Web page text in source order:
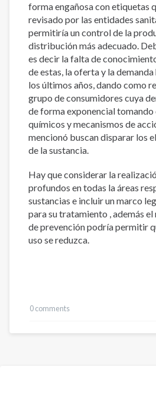
forma engañosa con etiquetas
revisado por las entidades
permitiría un control de la
distribución más adecuado.
es decir la falta de
de estas, la oferta y la
los últimos años, dando como
grupo de consumidores cuya
de forma exponencial tomando
químicos y mecanismos de
mencionó buscan disparar los
de la sustancia.
Hay que considerar la
profundos en todas la áreas
sustancias e incluir un marco
para su tratamiento , además
de prevención podría permitir
uso se reduzca.
0 comments